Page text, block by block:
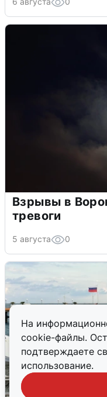
На
cookie-файлы.
подтверждаете
использование.
Взрывы в
тревоги
5 августа 0